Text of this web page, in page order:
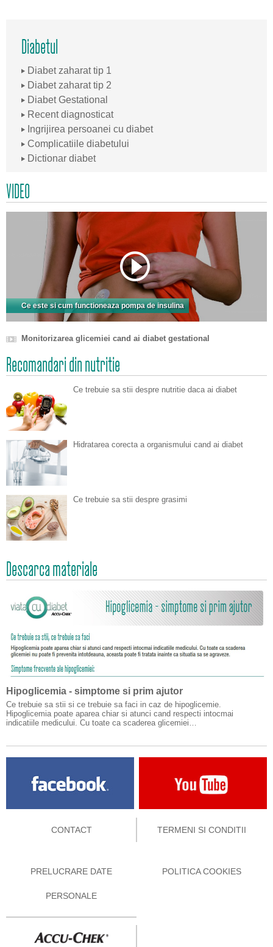
Diabetul
Diabet zaharat tip 1
Diabet zaharat tip 2
Diabet Gestational
Recent diagnosticat
Ingrijirea persoanei cu diabet
Complicatiile diabetului
Dictionar diabet
VIDEO
Ce este si cum functioneaza pompa de insulina
Monitorizarea glicemiei cand ai diabet gestational
Recomandari din nutritie
Ce trebuie sa stii despre nutritie daca ai diabet
Hidratarea corecta a organismului cand ai diabet
Ce trebuie sa stii despre grasimi
Descarca materiale
Hipoglicemia - simptome si prim ajutor
Ce trebuie sa stii si ce trebuie sa faci in caz de hipoglicemie.
Hipoglicemia poate aparea chiar si atunci cand respecti intocmai
indicatiile medicului. Cu toate ca scaderea glicemiei…
CONTACT TERMENI SI CONDITII
PRELUCRARE DATE
PERSONALE
POLITICA COOKIES